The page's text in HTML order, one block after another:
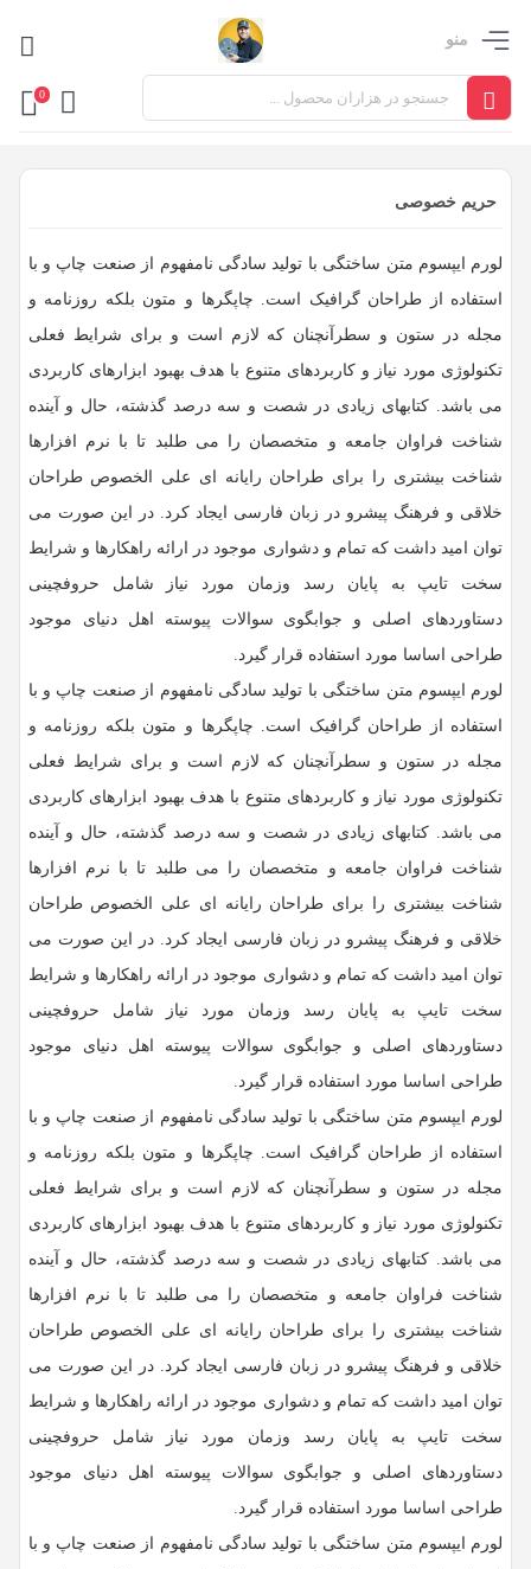
منو
0
حریم خصوصی
لورم ایپسوم متن ساختگی با تولید سادگی نامفهوم از صنعت چاپ و با
استفاده از طراحان گرافیک است. چاپگرها و متون بلکه روزنامه و
مجله در ستون و سطرآنچنان که لازم است و برای شرایط فعلی
تکنولوژی مورد نیاز و کاربردهای متنوع با هدف بهبود ابزارهای کاربردی
می باشد. کتابهای زیادی در شصت و سه درصد گذشته، حال و آینده
شناخت فراوان جامعه و متخصصان را می طلبد تا با نرم افزارها
شناخت بیشتری را برای طراحان رایانه ای علی الخصوص طراحان
خلاقی و فرهنگ پیشرو در زبان فارسی ایجاد کرد. در این صورت می
توان امید داشت که تمام و دشواری موجود در ارائه راهکارها و شرایط
سخت تایپ به پایان رسد وزمان مورد نیاز شامل حروفچینی
دستاوردهای اصلی و جوابگوی سوالات پیوسته اهل دنیای موجود
طراحی اساسا مورد استفاده قرار گیرد.
لورم ایپسوم متن ساختگی با تولید سادگی نامفهوم از صنعت چاپ و با
استفاده از طراحان گرافیک است. چاپگرها و متون بلکه روزنامه و
مجله در ستون و سطرآنچنان که لازم است و برای شرایط فعلی
تکنولوژی مورد نیاز و کاربردهای متنوع با هدف بهبود ابزارهای کاربردی
می باشد. کتابهای زیادی در شصت و سه درصد گذشته، حال و آینده
شناخت فراوان جامعه و متخصصان را می طلبد تا با نرم افزارها
شناخت بیشتری را برای طراحان رایانه ای علی الخصوص طراحان
خلاقی و فرهنگ پیشرو در زبان فارسی ایجاد کرد. در این صورت می
توان امید داشت که تمام و دشواری موجود در ارائه راهکارها و شرایط
سخت تایپ به پایان رسد وزمان مورد نیاز شامل حروفچینی
دستاوردهای اصلی و جوابگوی سوالات پیوسته اهل دنیای موجود
طراحی اساسا مورد استفاده قرار گیرد.
لورم ایپسوم متن ساختگی با تولید سادگی نامفهوم از صنعت چاپ و با
استفاده از طراحان گرافیک است. چاپگرها و متون بلکه روزنامه و
مجله در ستون و سطرآنچنان که لازم است و برای شرایط فعلی
تکنولوژی مورد نیاز و کاربردهای متنوع با هدف بهبود ابزارهای کاربردی
می باشد. کتابهای زیادی در شصت و سه درصد گذشته، حال و آینده
شناخت فراوان جامعه و متخصصان را می طلبد تا با نرم افزارها
شناخت بیشتری را برای طراحان رایانه ای علی الخصوص طراحان
خلاقی و فرهنگ پیشرو در زبان فارسی ایجاد کرد. در این صورت می
توان امید داشت که تمام و دشواری موجود در ارائه راهکارها و شرایط
سخت تایپ به پایان رسد وزمان مورد نیاز شامل حروفچینی
دستاوردهای اصلی و جوابگوی سوالات پیوسته اهل دنیای موجود
طراحی اساسا مورد استفاده قرار گیرد.
لورم ایپسوم متن ساختگی با تولید سادگی نامفهوم از صنعت چاپ و با